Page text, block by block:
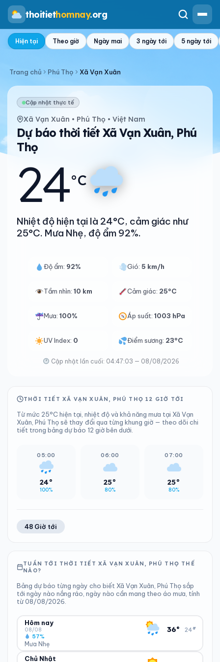
thoitiethomnay.org
Hiện tại Theo giờ Ngày mai 3 ngày tới 5 ngày tới
Trang chủ Phú Thọ Xã Vạn Xuân
Cập nhật thực tế
Xã Vạn Xuân • Phú Thọ • Việt Nam
Dự báo thời tiết Xã Vạn Xuân, Phú
Thọ
24°C
Nhiệt độ hiện tại là 24°C, cảm giác như
25°C. Mưa Nhẹ, độ ẩm 92%.
Độ ẩm: 92% Gió:5 km/h
Tầm nhìn: 10 km Cảm giác: 25°C
Mưa: 100% Áp suất:1003 hPa
UV Index: 0 Điểm sương: 23°C
Cập nhật lần cuối: 04:47:03 — 08/08/2026
THỜI TIẾT XÃ VẠN XUÂN, PHÚ THỌ 12 GIỜ TỚI
Từ mức 25°C hiện tại, nhiệt độ và khả năng mưa tại Xã Vạn
Xuân, Phú Thọ sẽ thay đổi qua từng khung giờ — theo dõi chi
tiết trong bảng dự báo 12 giờ bên dưới.
05:00
24°
100%
06:00
25°
80%
07:00
25°
80%
48 Giờ tới
TUẦN TỚI THỜI TIẾT XÃ VẠN XUÂN, PHÚ THỌ THẾ
NÀO?
Bảng dự báo từng ngày cho biết Xã Vạn Xuân, Phú Thọ sắp
tới ngày nào nắng ráo, ngày nào cần mang theo áo mưa, tính
từ 08/08/2026.
Hôm nay
08/08
Mưa Nhẹ
57%
36° 24°
▾
ĐỘ ẨM
Chủ Nhật